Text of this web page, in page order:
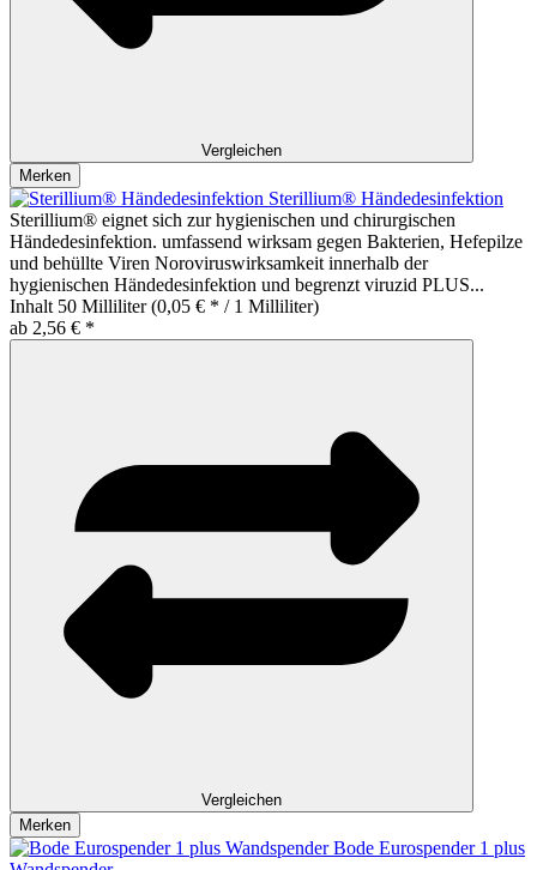
Vergleichen
Merken
Sterillium® Händedesinfektion
Sterillium® eignet sich zur hygienischen und chirurgischen
Händedesinfektion. umfassend wirksam gegen Bakterien, Hefepilze
und behüllte Viren Noroviruswirksamkeit innerhalb der
hygienischen Händedesinfektion und begrenzt viruzid PLUS...
Inhalt 50 Milliliter(0,05 € * / 1 Milliliter)
ab 2,56 € *
Vergleichen
Merken
Bode Eurospender 1 plus